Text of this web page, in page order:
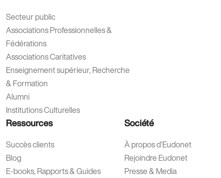
Secteur public
Associations Professionnelles &
Fédérations
Associations Caritatives
Enseignement supérieur, Recherche
& Formation
Alumni
Institutions Culturelles
Ressources
Succès clients
Blog
E-books, Rapports & Guides
Société
À propos d’Eudonet
Rejoindre Eudonet
Presse & Media